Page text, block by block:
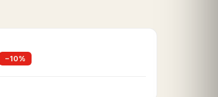
−10%